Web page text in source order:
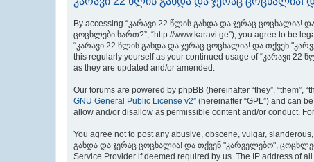
By accessing “კარავი 22 წლის გახდა და ჯერაც ცოცხალია!
ცოცხლები ხართ?”, “http://www.karavi.ge”), you agree to be
“კარავი 22 წლის გახდა და ჯერაც ცოცხალია! და თქვენ
this regularly yourself as your continued usage of “კარავი
as they are updated and/or amended.
Our forums are powered by phpBB (hereinafter “they”, “them”,
GNU General Public License v2” (hereinafter “GPL”) and can
allow and/or disallow as permissible content and/or conduct.
You agree not to post any abusive, obscene, vulgar,
გახდა და ჯერაც ცოცხალია! და თქვენ "კარველებო",
Service Provider if deemed required by us. The IP address of